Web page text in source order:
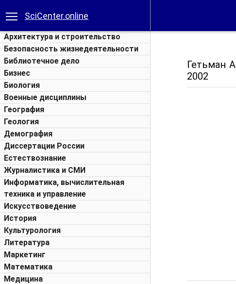
SciCenter.online
Архитектура и строительство
Безопасность жизнедеятельности
Библиотечное дело
Бизнес
Биология
Военные дисциплины
География
Геология
Демография
Диссертации России
Естествознание
Журналистика и СМИ
Информатика, вычислительная
техника и управление
Искусствоведение
История
Культурология
Литература
Маркетинг
Математика
Медицина
Гетьман
2002